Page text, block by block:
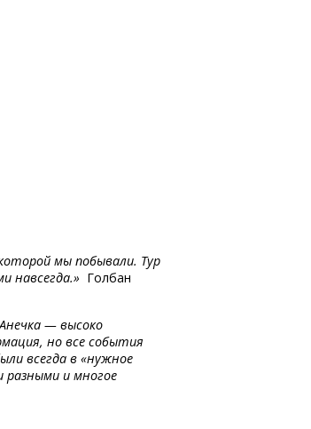
мы побывали. Тур
навсегда.» Голбан
— высоко
но все события
всегда в «нужное
и многое